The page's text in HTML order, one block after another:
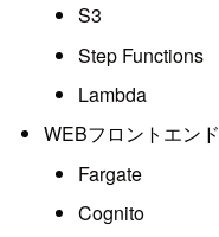
S3
Step Functions
Lambda
WEBフロントエンド
Fargate
Cognito